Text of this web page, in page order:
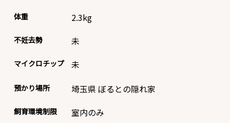
体重 2.3kg
不妊去勢 未
マイクロチップ 未
預かり場所 埼玉県 ぼるとの隠れ家
飼育環境制限 室内のみ